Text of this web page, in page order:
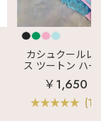
カシュクールレ
ス ツートン ハー
バックショーツ
￥1,650
(11)